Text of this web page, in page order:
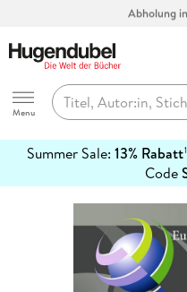
Abholung
Hugendubel
Menu
Summer Sale: 13% Rabatt
Code
erfahren